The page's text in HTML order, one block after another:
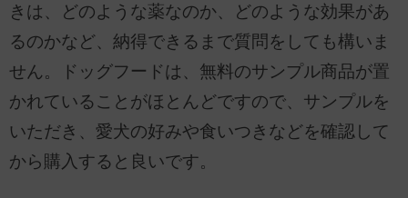
きは、どのような薬なのか、どのような効果があ
るのかなど、納得できるまで質問をしても構いま
せん。ドッグフードは、無料のサンプル商品が置
かれていることがほとんどですので、サンプルを
いただき、愛犬の好みや食いつきなどを確認して
から購入すると良いです。